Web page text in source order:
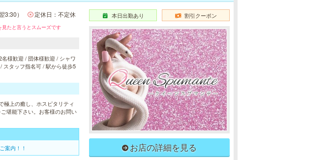
3:30） 定休日：不定休
見たと言うとスムーズです
様歓迎 / 団体様歓迎 / シャワ
スタッフ指名可 / 駅から徒歩5
極上の癒し、ホスピタリティ
堪能下さい。お客様のお問い
案内！！
本日出勤あり 割引クーポン
お店の詳細を見る